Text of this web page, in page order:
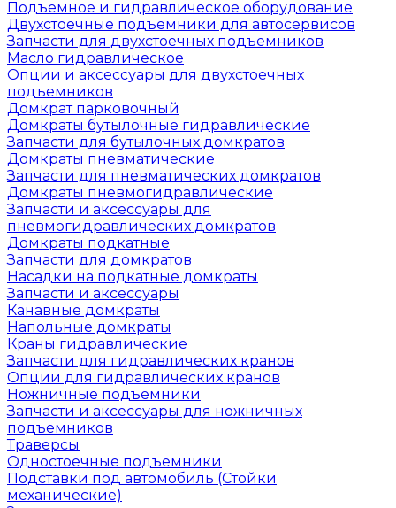
Подъемное и гидравлическое оборудование
Двухстоечные подъемники для автосервисов
Запчасти для двухстоечных подъемников
Масло гидравлическое
Опции и аксессуары для двухстоечных
подъемников
Домкрат парковочный
Домкраты бутылочные гидравлические
Запчасти для бутылочных домкратов
Домкраты пневматические
Запчасти для пневматических домкратов
Домкраты пневмогидравлические
Запчасти и аксессуары для
пневмогидравлических домкратов
Домкраты подкатные
Запчасти для домкратов
Насадки на подкатные домкраты
Запчасти и аксессуары
Канавные домкраты
Напольные домкраты
Краны гидравлические
Запчасти для гидравлических кранов
Опции для гидравлических кранов
Ножничные подъемники
Запчасти и аксессуары для ножничных
подъемников
Траверсы
Одностоечные подъемники
Подставки под автомобиль (Стойки
механические)